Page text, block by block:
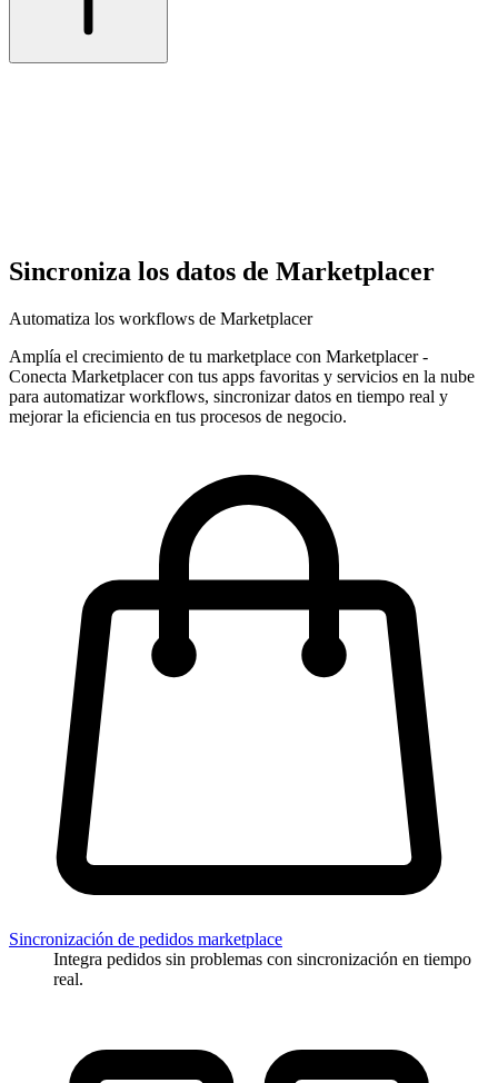
Sincroniza los datos de Marketplacer
Automatiza los workflows de Marketplacer
Amplía el crecimiento de tu marketplace con Marketplacer-
Conecta Marketplacer con tus apps favoritas y servicios en la nube
para automatizar workflows, sincronizar datos en tiempo real y
mejorar la eficiencia en tus procesos de negocio.
Sincronización de pedidos marketplace
Integra pedidos sin problemas con sincronización en tiempo
real.